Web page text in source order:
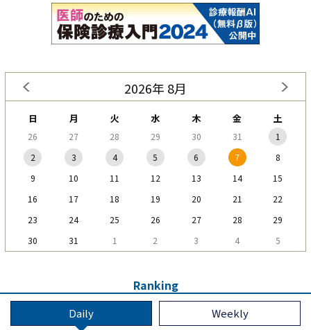
2026年 8月
日 月 火 水 木 金 土
26 27 28 29 30 31
1
2
3 4 5 6 7
8
9
10 11 12 13 14
15
16
17 18 19 20 21
22
23
24 25 26 27 28
29
30
31 1 2 3 4 5
Ranking
Daily Weekly